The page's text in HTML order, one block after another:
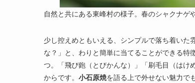
自然と共にある東峰村の様子。春のシャクナゲ
少し控えめともいえる、シンプルで落ち着いた
な？」と、わりと簡単に当てることができる特
つ。「飛び鉋（とびかんな）」「刷毛目（は
からです。 小石原焼を語る上で外せない魅力で